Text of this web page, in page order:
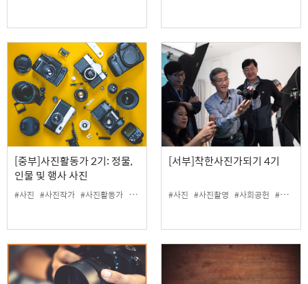
[중부]사진활동가 2기: 정물,
인물 및 행사 사진
#사진 #사진작가 #사진활동가 #사회공헌 #인물사진 #제품사진
[서부]착한사진가되기 4기
#사진 #사진촬영 #사회공헌 #영상